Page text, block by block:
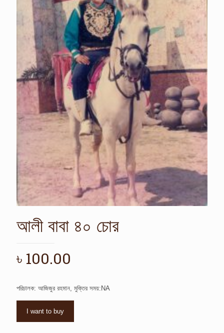
আলী বাবা ৪০ চোর
৳ 100.00
পরিচালক: আজিজুর রহমান, মুক্তির সময়:NA
I want to buy